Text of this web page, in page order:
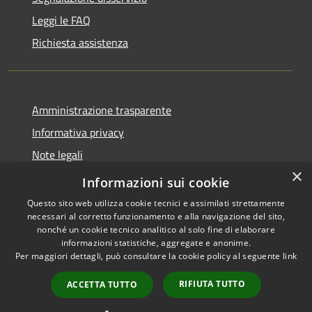
Leggi le FAQ
Richiesta assistenza
Amministrazione trasparente
Informativa privacy
Note legali
Dichiarazione di accessibilità
Accessibilità
Copyright © 2026 • Comune di
Cavaion Veronese • Powered
byMunicipium
Accesso
redazione
×
Informazioni sui cookie
Questo sito web utilizza cookie tecnici e assimilati strettamente
necessari al corretto funzionamento e alla navigazione del sito,
nonché un cookie tecnico analitico al solo fine di elaborare
informazioni statistiche, aggregate e anonime.
Per maggiori dettagli, può consultare la cookie policy al seguente link
ACCETTA TUTTO RIFIUTA TUTTO